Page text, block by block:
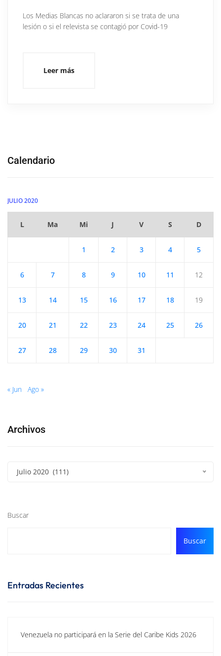
Los Medias Blancas no aclararon si se trata de una
lesión o si el relevista se contagió por Covid-19
Leer más
Calendario
JULIO 2020
L Ma Mi J V S D
1 2 3 4 5
6 7 8 9 10 11 12
13 14 15 16 17 18 19
20 21 22 23 24 25 26
27 28 29 30 31
« Jun Ago »
Archivos
Julio 2020 (111)
Buscar
Buscar
Entradas Recientes
Venezuela no participará en la Serie del Caribe Kids 2026